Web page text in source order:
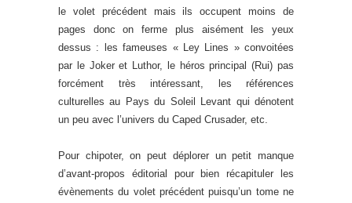
le volet précédent mais ils occupent moins de
pages donc on ferme plus aisément les yeux
dessus : les fameuses « Ley Lines » convoitées
par le Joker et Luthor, le héros principal (Rui) pas
forcément très intéressant, les références
culturelles au Pays du Soleil Levant qui dénotent
un peu avec l’univers du Caped Crusader, etc.
Pour chipoter, on peut déplorer un petit manque
d’avant-propos éditorial pour bien récapituler les
évènements du volet précédent puisqu’un tome ne